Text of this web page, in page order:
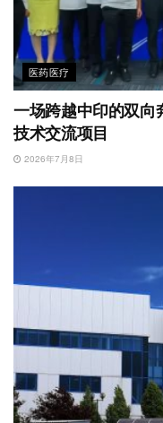
医药医疗
一场跨越中印的双向
技术交流项目
2026年7月8日